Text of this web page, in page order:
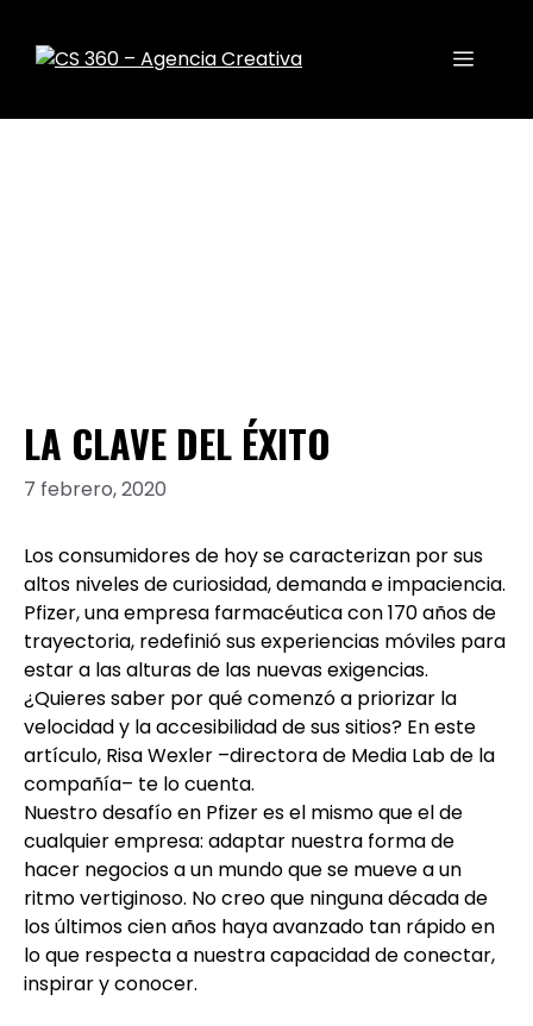
LA CLAVE DEL ÉXITO
7 febrero, 2020
Los consumidores de hoy se caracterizan por sus
altos niveles de curiosidad, demanda e impaciencia.
Pfizer, una empresa farmacéutica con 170 años de
trayectoria, redefinió sus experiencias móviles para
estar a las alturas de las nuevas exigencias.
¿Quieres saber por qué comenzó a priorizar la
velocidad y la accesibilidad de sus sitios? En este
artículo, Risa Wexler –directora de Media Lab de la
compañía– te lo cuenta.
Nuestro desafío en Pfizer es el mismo que el de
cualquier empresa: adaptar nuestra forma de
hacer negocios a un mundo que se mueve a un
ritmo vertiginoso. No creo que ninguna década de
los últimos cien años haya avanzado tan rápido en
lo que respecta a nuestra capacidad de conectar,
inspirar y conocer.